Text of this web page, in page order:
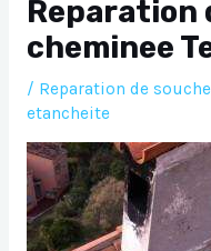
Reparation
cheminee
/ Reparation de
etancheite